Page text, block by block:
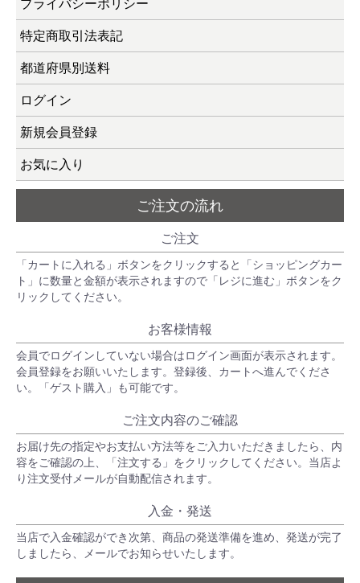
プライバシーポリシー
特定商取引法表記
都道府県別送料
ログイン
新規会員登録
お気に入り
ご注文の流れ
ご注文
「カートに入れる」ボタンをクリックすると「ショッピングカー
ト」に数量と金額が表示されますので「レジに進む」ボタンをク
リックしてください。
お客様情報
会員でログインしていない場合はログイン画面が表示されます。
会員登録をお願いいたします。登録後、カートへ進んでくださ
い。「ゲスト購入」も可能です。
ご注文内容のご確認
お届け先の指定やお支払い方法等をご入力いただきましたら、内
容をご確認の上、「注文する」をクリックしてください。当店よ
り注文受付メールが自動配信されます。
入金・発送
当店で入金確認ができ次第、商品の発送準備を進め、発送が完了
しましたら、メールでお知らせいたします。